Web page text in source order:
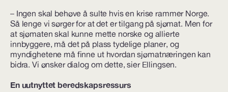
– Ingen skal behøve å sulte hvis en krise rammer Norge.
Så lenge vi sørger for at det er tilgang på sjømat. Men for
at sjømaten skal kunne mette norske og allierte
innbyggere, må det på plass tydelige planer, og
myndighetene må finne ut hvordan sjømatnæringen kan
bidra. Vi ønsker dialog om dette, sier Ellingsen.
En uutnyttet beredskapsressurs